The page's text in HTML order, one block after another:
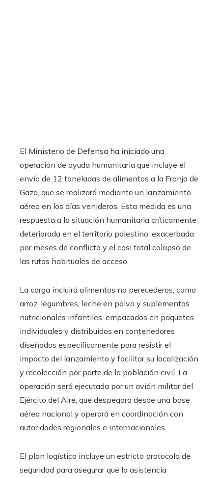
El Ministerio de Defensa ha iniciado una
operación de ayuda humanitaria que incluye el
envío de 12 toneladas de alimentos a la Franja de
Gaza, que se realizará mediante un lanzamiento
aéreo en los días venideros. Esta medida es una
respuesta a la situación humanitaria críticamente
deteriorada en el territorio palestino, exacerbada
por meses de conflicto y el casi total colapso de
las rutas habituales de acceso.
La carga incluirá alimentos no perecederos, como
arroz, legumbres, leche en polvo y suplementos
nutricionales infantiles, empacados en paquetes
individuales y distribuidos en contenedores
diseñados específicamente para resistir el
impacto del lanzamiento y facilitar su localización
y recolección por parte de la población civil. La
operación será ejecutada por un avión militar del
Ejército del Aire, que despegará desde una base
aérea nacional y operará en coordinación con
autoridades regionales e internacionales.
El plan logístico incluye un estricto protocolo de
seguridad para asegurar que la asistencia